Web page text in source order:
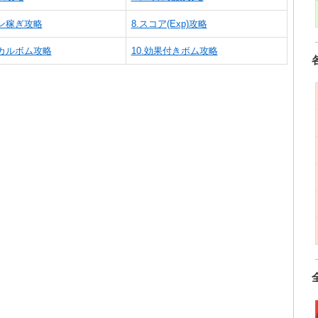
稼ぎ攻略 8.スコア(Exp)攻略
ルボム攻略 10.効果付きボム攻略